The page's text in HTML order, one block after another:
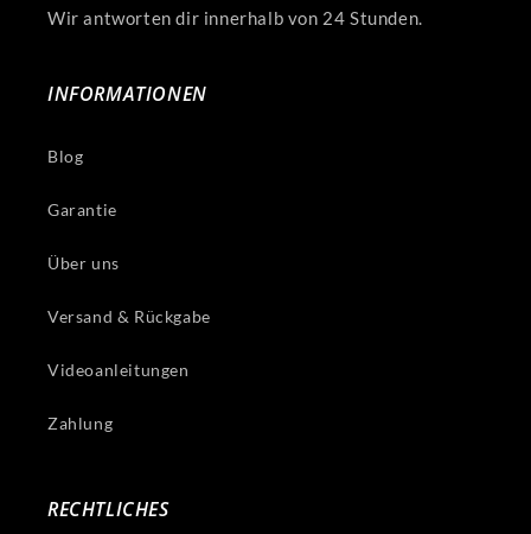
Wir antworten dir innerhalb von 24 Stunden.
INFORMATIONEN
Blog
Garantie
Über uns
Versand & Rückgabe
Videoanleitungen
Zahlung
RECHTLICHES